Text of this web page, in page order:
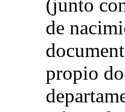
(junto
de
propio